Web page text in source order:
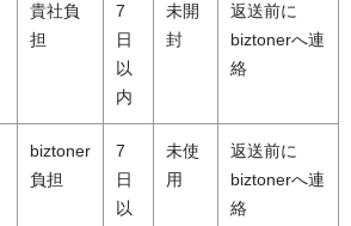
貴社負
担
7
日
以
内
未開
封
返送前に
biztonerへ連
絡
biztoner
負担
7
日
以
未使
用
返送前に
biztonerへ連
絡